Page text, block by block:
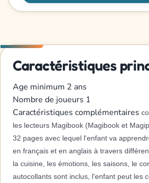
Caractéristiques
Age minimum 2 ans
Nombre de joueurs 1
Caractéristiques complémentaires
les lecteurs Magibook (Magibook et
32 pages avec lequel l'enfant va
en français et en anglais à travers
la cuisine, les émotions, les saisons, le
autocollants sont inclus, l'enfant peut les